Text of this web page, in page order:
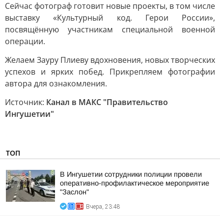
Сейчас фотограф готовит новые проекты, в том числе
выставку «Культурный код. Герои России»,
посвящённую участникам специальной военной
операции.
Желаем Зауру Плиеву вдохновения, новых творческих
успехов и ярких побед. Прикрепляем фотографии
автора для ознакомления.
Источник: Канал в МАКС "Правительство
Ингушетии"
ТОП
В Ингушетии сотрудники полиции провели
оперативно-профилактическое мероприятие
"Заслон"
Вчера, 23:48